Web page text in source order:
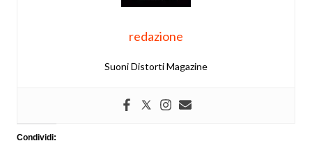
redazione
Suoni Distorti Magazine
Condividi: